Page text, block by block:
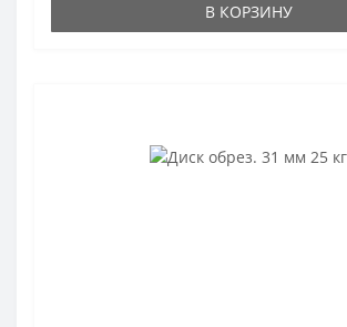
В КОРЗИНУ